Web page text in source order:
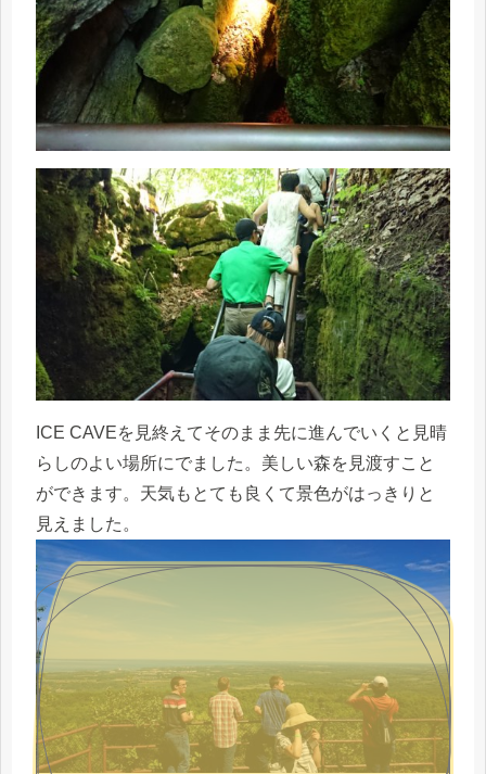
ICE CAVEを見終えてそのまま先に進んでいくと見晴
らしのよい場所にでました。美しい森を見渡すこと
ができます。天気もとても良くて景色がはっきりと
見えました。